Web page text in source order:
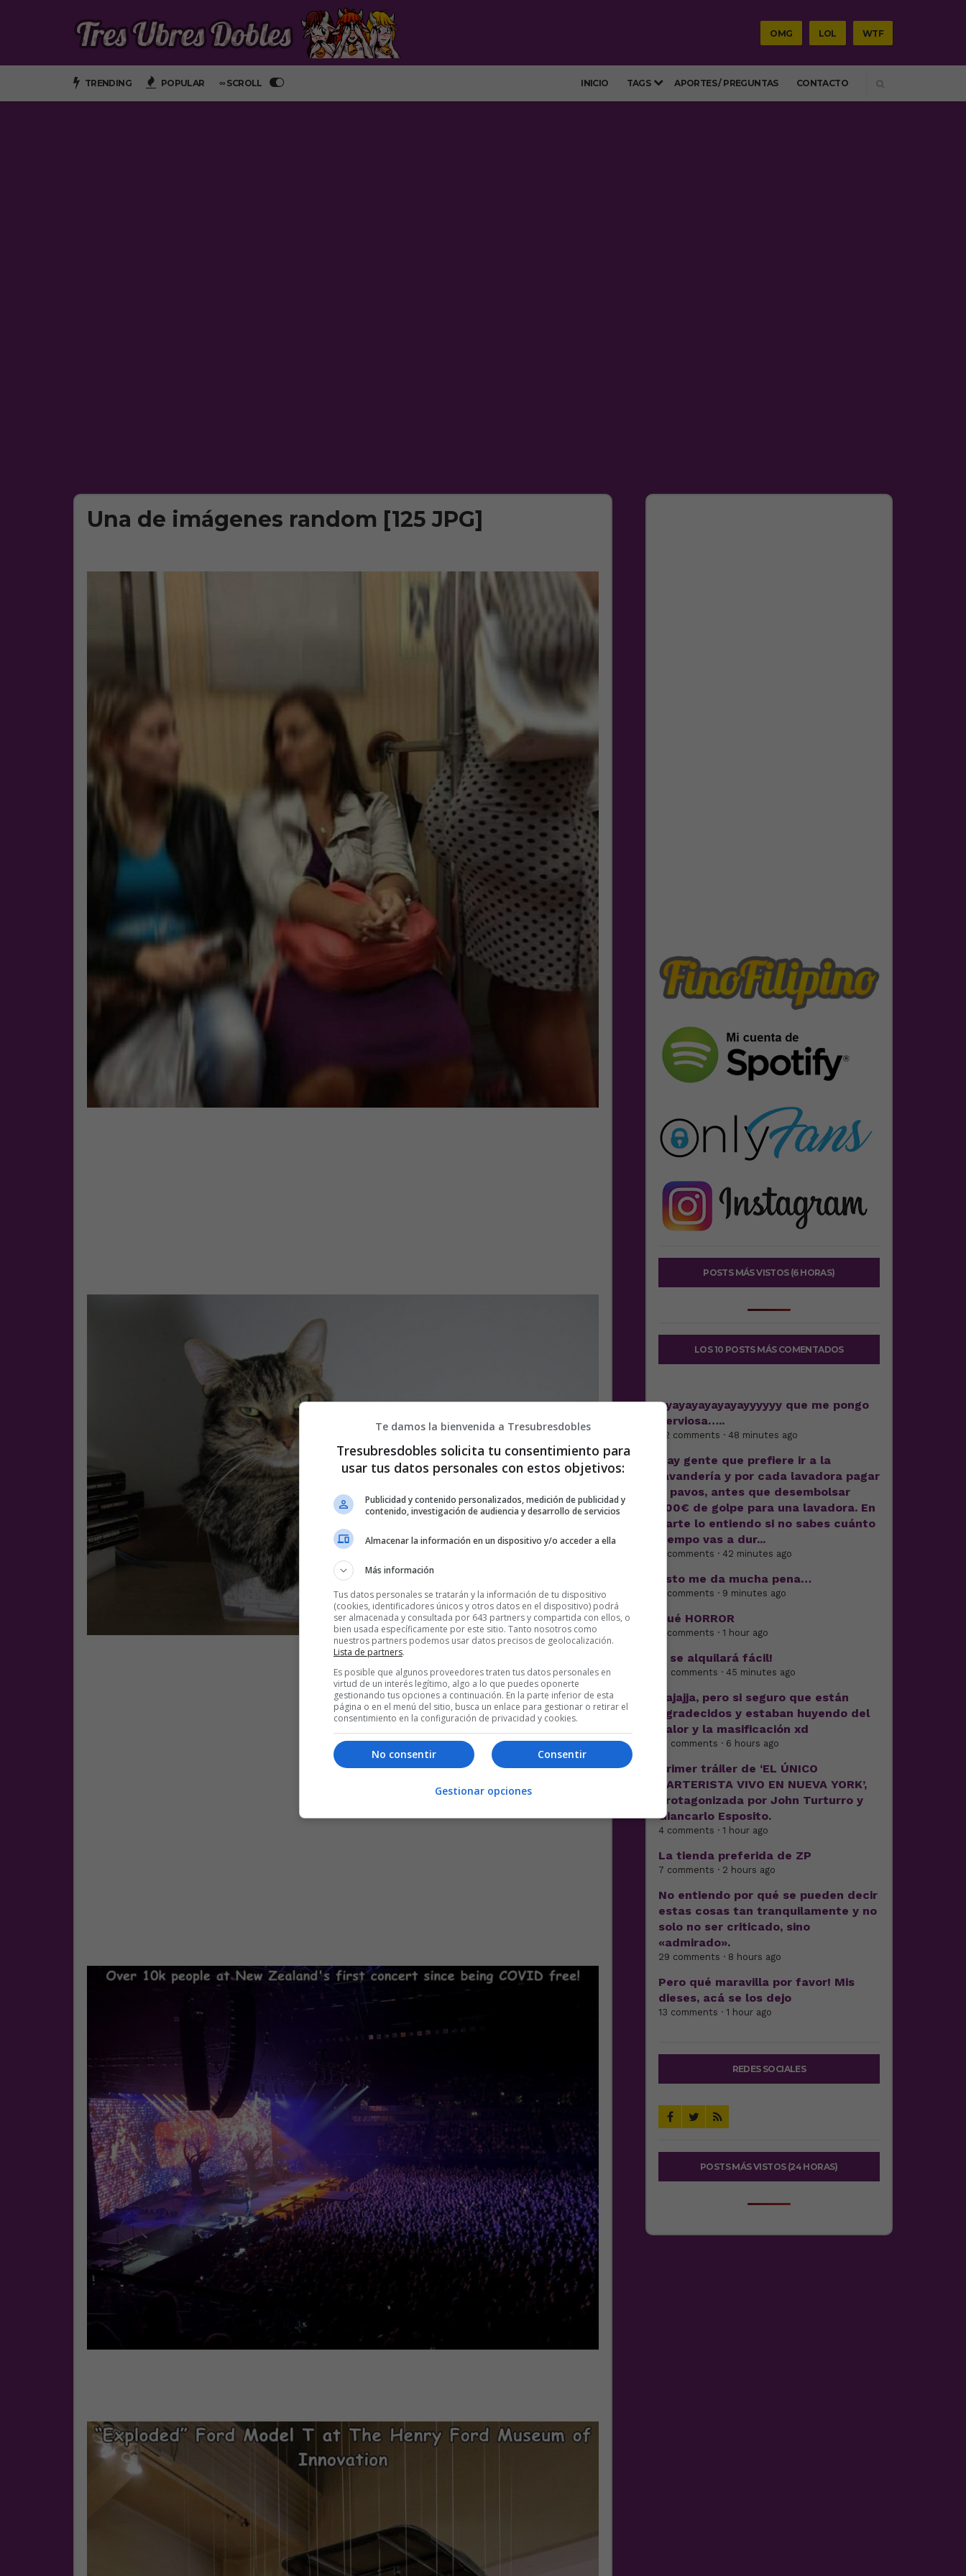
OMG LOL WTF
TRENDING POPULAR ∞ SCROLL
INICIO
TAGS APORTES / PREGUNTAS CONTACTO
Una de imágenes random [125 JPG]
POSTS MÁS VISTOS (6 HORAS)
LOS 10 POSTS MÁS COMENTADOS
Ayayayayayayayyyyyy que me pongo
nerviosa…..
22 comments · 48 minutes ago
Hay gente que prefiere ir a la
lavandería y por cada lavadora pagar
7 pavos, antes que desembolsar
500€ de golpe para una lavadora. En
parte lo entiendo si no sabes cuánto
tiempo vas a dur...
5 comments · 42 minutes ago
Esto me da mucha pena…
9 comments · 9 minutes ago
Qué HORROR
6 comments · 1 hour ago
Y se alquilará fácil!
15 comments · 45 minutes ago
Jajajja, pero si seguro que están
agradecidos y estaban huyendo del
calor y la masificación xd
15 comments · 6 hours ago
Primer tráiler de ‘EL ÚNICO
CARTERISTA VIVO EN NUEVA YORK’,
protagonizada por John Turturro y
Giancarlo Esposito.
4 comments · 1 hour ago
La tienda preferida de ZP
7 comments · 2 hours ago
No entiendo por qué se pueden decir
estas cosas tan tranquilamente y no
solo no ser criticado, sino
«admirado».
29 comments · 8 hours ago
Pero qué maravilla por favor! Mis
dieses, acá se los dejo
13 comments · 1 hour ago
REDES SOCIALES
POSTS MÁS VISTOS (24 HORAS)
Te damos la bienvenida a Tresubresdobles
Tresubresdobles solicita tu consentimiento para
usar tus datos personales con estos objetivos:
Publicidad y contenido personalizados, medición de publicidad y
contenido, investigación de audiencia y desarrollo de servicios
Almacenar la información en un dispositivo y/o acceder a ella
Más información
Tus datos personales se tratarán y la información de tu dispositivo
(cookies, identificadores únicos y otros datos en el dispositivo) podrá
ser almacenada y consultada por 643 partners y compartida con ellos, o
bien usada específicamente por este sitio. Tanto nosotros como
nuestros partners podemos usar datos precisos de geolocalización.
Lista de partners.
Es posible que algunos proveedores traten tus datos personales en
virtud de un interés legítimo, algo a lo que puedes oponerte
gestionando tus opciones a continuación. En la parte inferior de esta
página o en el menú del sitio, busca un enlace para gestionar o retirar el
consentimiento en la configuración de privacidad y cookies.
Consentir
No consentir
Gestionar opciones